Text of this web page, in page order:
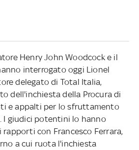
Henry John Woodcock e il
interrogato oggi Lionel
delegato di Total Italia,
dell'inchiesta della Procura di
e appalti per lo sfruttamento
I giudici potentini lo hanno
con Francesco Ferrara,
a cui ruota l'inchiesta